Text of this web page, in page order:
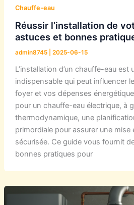
Chauffe-eau
Réussir l’installation de
astuces et bonnes
admin8745 2025-06-15
L’installation d’un chauffe-eau est
indispensable qui peut influencer
foyer et vos dépenses
pour un chauffe-eau électrique, à
thermodynamique, une
primordiale pour assurer une mise
sécurisée. Ce guide vous fournit
bonnes pratiques pour